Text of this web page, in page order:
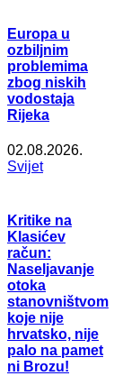
Europa u
ozbiljnim
problemima
zbog niskih
vodostaja
Rijeka
02.08.2026.
Svijet
Kritike na
Klasićev
račun:
Naseljavanje
otoka
stanovništvom
koje nije
hrvatsko, nije
palo na pamet
ni Brozu!